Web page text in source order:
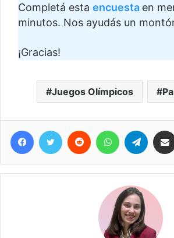
Completá esta encuesta en
minutos. Nos ayudás un
¡Gracias!
Juegos Olímpicos
Facebook
Twitter Reddit WhatsApp